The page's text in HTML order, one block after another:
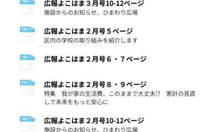
広報よこはま３月号10-12ページ
施設からのお知らせ、ひまわり広場
広報よこはま２月号５ページ
区内の学校の取り組みを紹介します
広報よこはま２月号６・７ページ
広報よこはま２月号８・９ページ
特集 我が家の生活費、このままで大丈夫!? 家計の見直
しで未来をもっと安心に
広報よこはま２月号10-12ページ
施設からのお知らせ、ひまわり広場